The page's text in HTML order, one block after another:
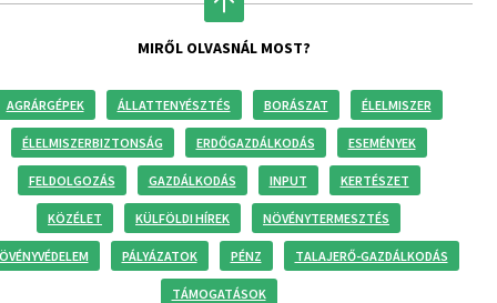
MIRŐL OLVASNÁL MOST?
AGRÁRGÉPEK ÁLLATTENYÉSZTÉS BORÁSZAT ÉLELMISZER
ÉLELMISZERBIZTONSÁG ERDŐGAZDÁLKODÁS ESEMÉNYEK
FELDOLGOZÁS GAZDÁLKODÁS INPUT KERTÉSZET
KÖZÉLET KÜLFÖLDI HÍREK NÖVÉNYTERMESZTÉS
PÁLYÁZATOK PÉNZ TALAJERŐ-GAZDÁLKODÁS
TÁMOGATÁSOK